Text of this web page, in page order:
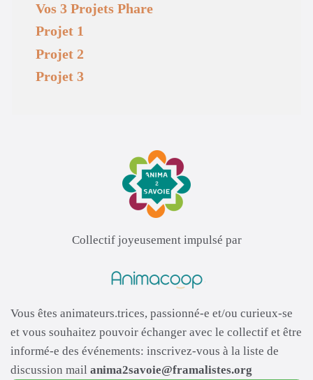
Vos 3 Projets Phare
Projet 1
Projet 2
Projet 3
Collectif joyeusement impulsé par
Vous êtes animateurs.trices, passionné-e et/ou curieux-se
et vous souhaitez pouvoir échanger avec le collectif et être
informé-e des événements: inscrivez-vous à la liste de
discussion mail anima2savoie@framalistes.org